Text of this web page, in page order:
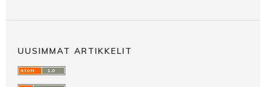
UUSIMMAT ARTIKKELIT